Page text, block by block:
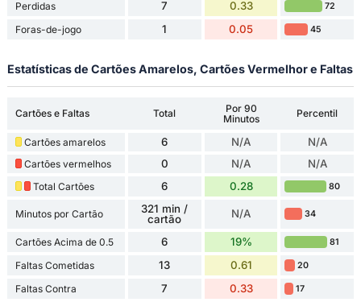
Perdidas 7 0.33 72
Foras-de-jogo 1 0.05 45
Estatísticas de Cartões Amarelos, Cartões Vermelhor e Faltas
Cartões e Faltas Total
Por 90
Minutos
Percentil
Cartões amarelos 6 N/A N/A
Cartões vermelhos 0 N/A N/A
Total Cartões 6 0.28 80
Minutos por Cartão
321 min /
cartão
N/A 34
Cartões Acima de 0.5 6 19% 81
Faltas Cometidas 13 0.61 20
Faltas Contra 7 0.33 17